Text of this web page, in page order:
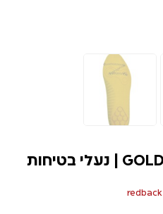
GOLDEN PRO SAFETY S3 | נעלי בטיחות
redback